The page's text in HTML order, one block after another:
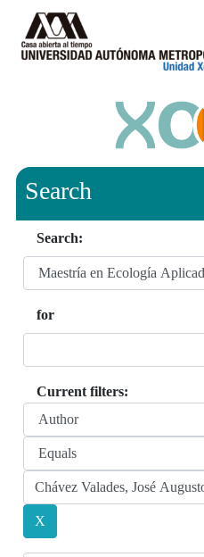
Search
Search:
for
Current filters: